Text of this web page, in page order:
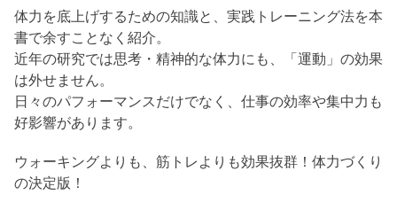
体力を底上げするための知識と、実践トレーニング法を本
書で余すことなく紹介。
近年の研究では思考・精神的な体力にも、「運動」の効果
は外せません。
日々のパフォーマンスだけでなく、仕事の効率や集中力も
好影響があります。
ウォーキングよりも、筋トレよりも効果抜群！体力づくり
の決定版！